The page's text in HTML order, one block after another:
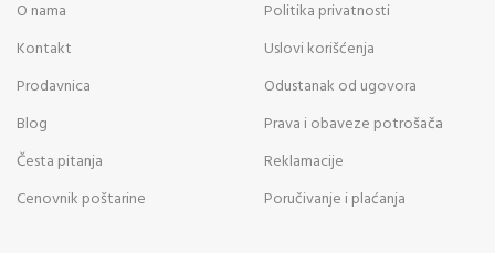
O nama
Kontakt
Prodavnica
Blog
Česta pitanja
Cenovnik poštarine
Politika privatnosti
Uslovi korišćenja
Odustanak od ugovora
Prava i obaveze potrošača
Reklamacije
Poručivanje i plaćanja